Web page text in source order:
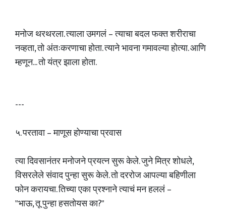
मनोज थरथरला. त्याला उमगलं – त्याचा बदल फक्त शरीराचा
नव्हता, तो अंतःकरणाचा होता. त्याने भावना गमावल्या होत्या. आणि
म्हणून... तो यंत्र झाला होता.
---
५. परतावा – माणूस होण्याचा प्रवास
त्या दिवसानंतर मनोजने प्रयत्न सुरू केले. जुने मित्र शोधले,
विसरलेले संवाद पुन्हा सुरू केले. तो दररोज आपल्या बहिणीला
फोन करायचा. तिच्या एका प्रश्नाने त्याचं मन हललं –
"भाऊ, तू पुन्हा हसतोयस का?"